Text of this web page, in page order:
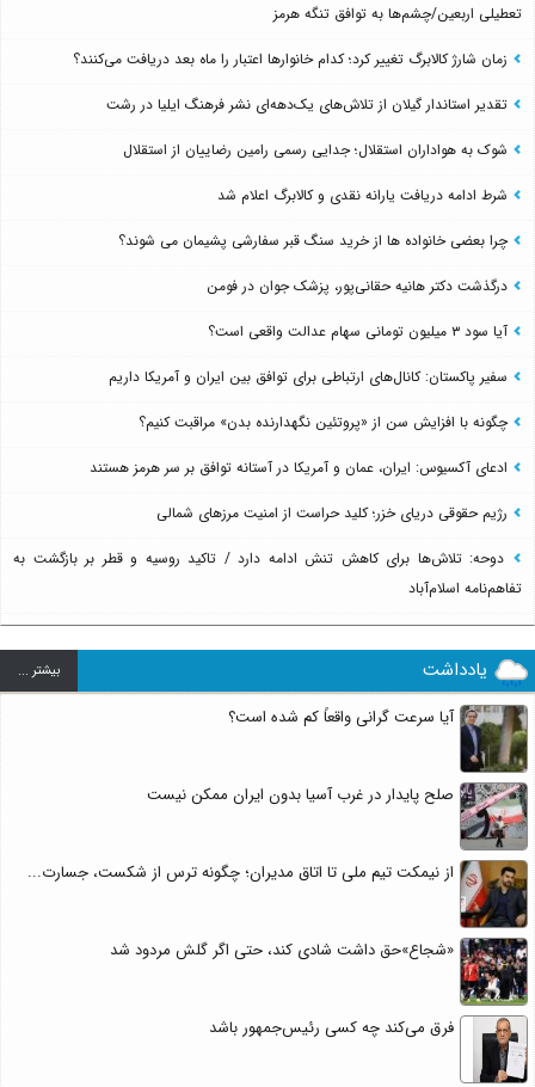
تعطیلی اربعین/چشم‌ها به توافق تنگه هرمز
زمان شارژ کالابرگ تغییر کرد؛ کدام خانوارها اعتبار را ماه بعد دریافت می‌کنند؟
تقدیر استاندار گیلان از تلاش‌های یک‌دهه‌ای نشر فرهنگ ایلیا در رشت
شوک به هواداران استقلال؛ جدایی رسمی رامین رضاییان از استقلال
شرط ادامه دریافت یارانه نقدی و کالابرگ اعلام شد
چرا بعضی خانواده ها از خرید سنگ قبر سفارشی پشیمان می شوند؟
درگذشت دکتر هانیه حقانی‌پور، پزشک جوان در فومن
آیا سود ۳ میلیون تومانی سهام عدالت واقعی است؟
سفیر پاکستان: کانال‌های ارتباطی برای توافق بین ایران و آمریکا داریم
چگونه با افزایش سن از «پروتئین نگهدارنده بدن» مراقبت کنیم؟
ادعای آکسیوس: ایران، عمان و آمریکا در آستانه توافق بر سر هرمز هستند
رژیم حقوقی دریای خزر؛ کلید حراست از امنیت مرزهای شمالی
دوحه: تلاش‌ها برای کاهش تنش ادامه دارد / تاکید روسیه و قطر بر بازگشت به
تفاهم‌نامه اسلام‌آباد
یادداشت بيشتر ...
آیا سرعت گرانی واقعاً کم شده است؟
صلح پایدار در غرب آسیا بدون ایران ممکن نیست
از نیمکت تیم ملی تا اتاق مدیران؛ چگونه ترس از شکست، جسارت...
«شجاع»حق داشت شادی کند، حتی اگر گلش مردود شد
فرق می‌کند چه کسی رئیس‌جمهور باشد